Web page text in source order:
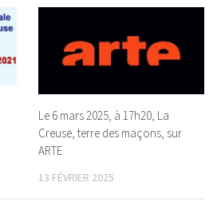
Le 6 mars 2025, à 17h20, La
Creuse, terre des maçons, sur
ARTE
13 FÉVRIER 2025